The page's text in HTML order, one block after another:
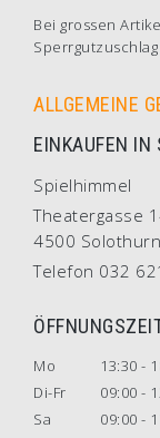
Bei grossen
ALLGEMEINE
EINKAUFEN IN
Spielhimmel
Theatergasse
4500 Solothurn
Telefon 032
Mo
13:30 -
Di-Fr
09:00 -
Sa
09:00 -